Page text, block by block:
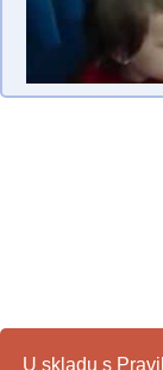
U skladu s